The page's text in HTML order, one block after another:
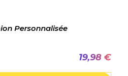
Personnalisée
19,98 €